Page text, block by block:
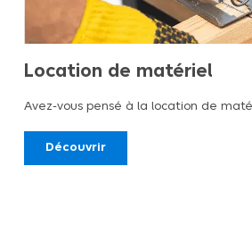
Location de matériel
Avez-vous pensé à la location de
Découvrir